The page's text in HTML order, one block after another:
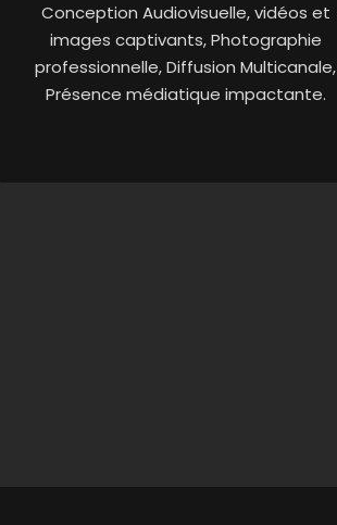
Conception Audiovisuelle, vidéos et
images captivants, Photographie
professionnelle, Diffusion Multicanale,
Présence médiatique impactante.